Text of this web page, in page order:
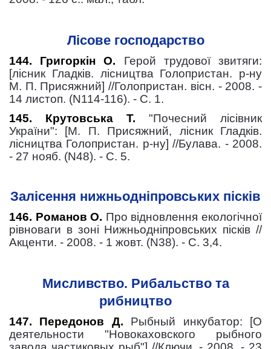
Лісове господарство
144. Григоркін О. Герой трудової звитяги:
[лісник Гладків. лісництва Голопристан. р-ну
М. П. Присяжний] //Голопристан. вісн. - 2008. -
14 листоп. (N114-116). - С. 1.
145. Крутовська Т. "Почесний лісівник
України": [М. П. Присяжний, лісник Гладків.
лісництва Голопристан. р-ну] //Булава. - 2008.
- 27 нояб. (N48). - С. 5.
Залісення нижньодніпровських пісків
146. Романов О. Про відновлення екологічної
рівноваги в зоні Нижньодніпровських пісків //
Акценти. - 2008. - 1 жовт. (N38). - С. 3,4.
Мисливство. Рибальство та
рибництво
147. Передонов Д. Рыбный инкубатор: [О
деятельности "Новокаховского рыбного